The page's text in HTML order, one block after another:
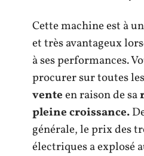
Cette machine est à un
et très avantageux
à ses performances.
procurer sur toutes les
venteen raison de sa
pleine croissance.
générale, le prix des
électriques a explosé